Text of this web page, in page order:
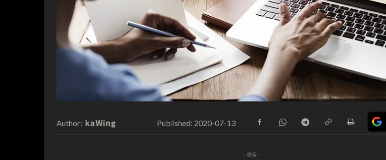
Author: kaWing Published: 2020-07-13
- 廣告 -